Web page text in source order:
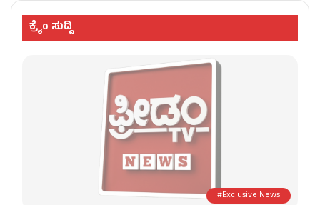
ಕ್ರೈಂ ಸುದ್ದಿ
#Exclusive News